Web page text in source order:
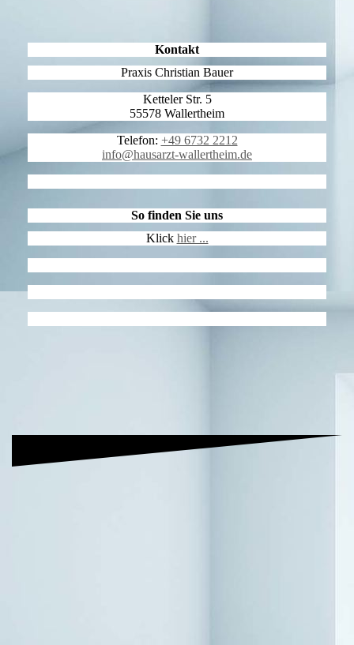
Kontakt
Praxis Christian Bauer
Ketteler Str. 5
55578 Wallertheim
Telefon: +49 6732 2212
info@hausarzt-wallertheim.de
So finden Sie uns
Klick hier ...